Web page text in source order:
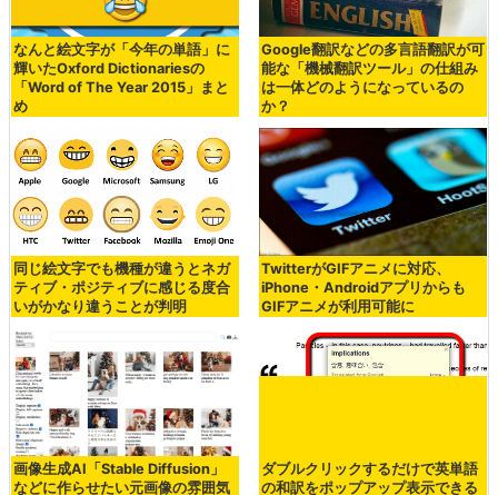
なんと絵文字が「今年の単語」に
輝いたOxford Dictionariesの
「Word of The Year 2015」まと
め
Google翻訳などの多言語翻訳が可
能な「機械翻訳ツール」の仕組み
は一体どのようになっているの
か？
同じ絵文字でも機種が違うとネガ
ティブ・ポジティブに感じる度合
いがかなり違うことが判明
TwitterがGIFアニメに対応、
iPhone・Androidアプリからも
GIFアニメが利用可能に
画像生成AI「Stable Diffusion」
などに作らせたい元画像の雰囲気
ダブルクリックするだけで英単語
の和訳をポップアップ表示できる